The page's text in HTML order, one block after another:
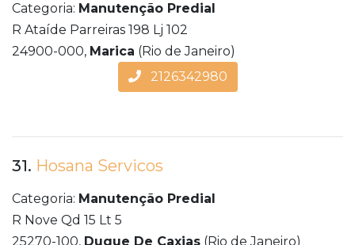
Categoria: Manutenção Predial
R Ataíde Parreiras 198 Lj 102
24900-000, Marica (Rio de Janeiro)
2126342980
31. Hosana Servicos
Categoria: Manutenção Predial
R Nove Qd 15 Lt 5
25270-100, Duque De Caxias (Rio de Janeiro)